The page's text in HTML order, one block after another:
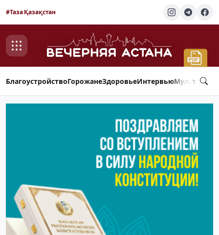
#Таза Қазақстан
БлагоустройствоГорожанеЗдоровьеИнтервью